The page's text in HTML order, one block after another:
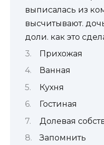
выписалась из
высчитывают.
доли. как это
Прихожая
Ванная
Кухня
Гостиная
Долевая
Запомнить